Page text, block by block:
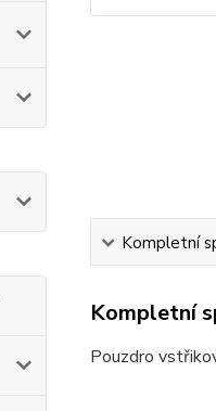
Kompletní
Kompletní
Pouzdro